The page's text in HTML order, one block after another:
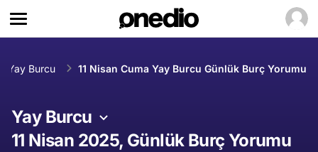
Yay Burcu 11 Nisan Cuma Yay Burcu Günlük Burç Yorumu
Yay Burcu
11 Nisan 2025, Günlük Burç Yorumu